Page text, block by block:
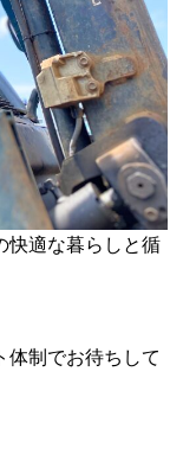
快適な暮らしと循
体制でお待ちして